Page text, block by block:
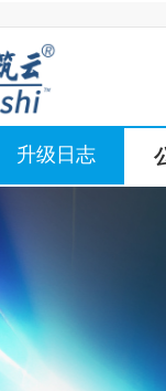
升级日志